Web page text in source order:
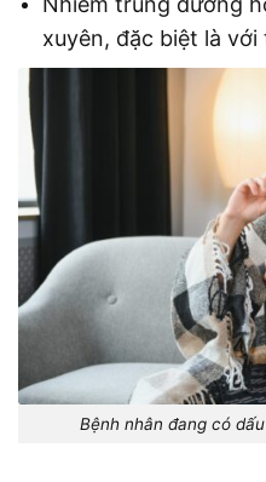
xuyên, đặc biệt là
Bệnh nhân đang có